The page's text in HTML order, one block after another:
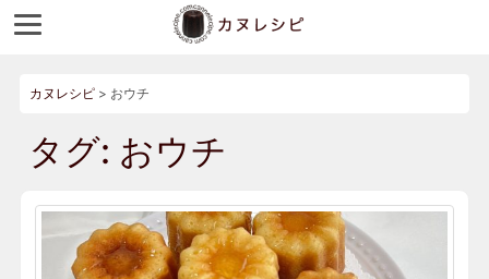
カヌレシピ> おウチ
タグ: おウチ